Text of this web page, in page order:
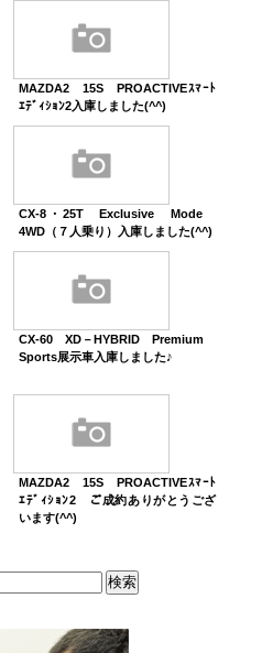
MAZDA2 15S PROACTIVEｽﾏｰﾄ
ｴﾃﾞｨｼｮﾝ2入庫しました(^^)
CX-8・25T Exclusive Mode
4WD（７人乗り）入庫しました(^^)
CX-60 XD－HYBRID Premium
Sports展示車入庫しました♪
MAZDA2 15S PROACTIVEｽﾏｰﾄ
ｴﾃﾞｨｼｮﾝ2 ご成約ありがとうござ
います(^^)